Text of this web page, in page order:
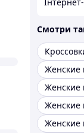
Смотри